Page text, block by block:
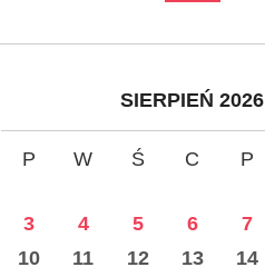
SIERPIEŃ 2026
P W Ś C P
3
4 5 6 7
10
11 12 13 14